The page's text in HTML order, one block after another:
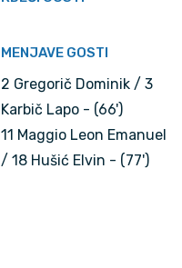
MENJAVE GOSTI
2 Gregorič Dominik / 3
Karbič Lapo - (66')
11 Maggio Leon Emanuel
/ 18 Hušić Elvin - (77')